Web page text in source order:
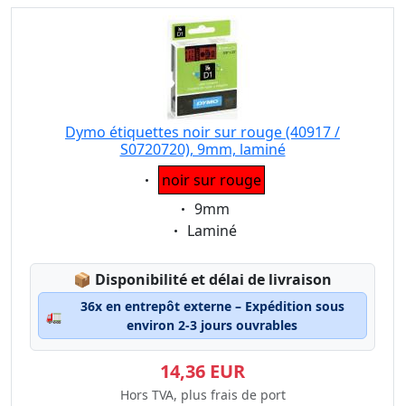
Dymo étiquettes noir sur rouge (40917 /
S0720720), 9mm, laminé
Eigenschaft:
noir sur rouge
Eigenschaft:
9mm
Eigenschaft:
Laminé
📦 Lagerstatus:
Disponibilité et délai de livraison
🚛
36x en entrepôt externe – Expédition sous
environ 2-3 jours ouvrables
14,36 EUR
Hors TVA, plus frais de port